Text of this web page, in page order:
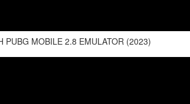
PUBG MOBILE 2.8 EMULATOR (2023)